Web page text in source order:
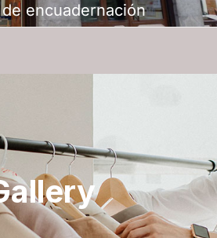
encuadernación